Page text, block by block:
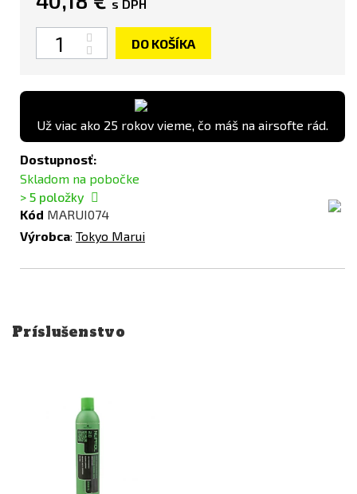
s DPH
Množstvo
DO KOŠÍKA
Už viac ako 25 rokov vieme, čo máš na airsofte rád.
Dostupnosť:
Skladom na pobočke
> 5 položky
Kód MARUI074
Výrobca: Tokyo Marui
Príslušenstvo